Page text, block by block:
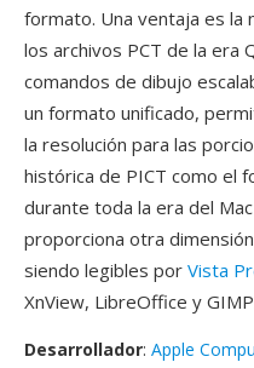
formato. Una ventaja es
los archivos PCT de la era
comandos de dibujo
un formato unificado,
la resolución para las
histórica de PICT como el
durante toda la era del
proporciona otra
siendo legibles por Vista
XnView, LibreOffice y
Desarrollador: Apple